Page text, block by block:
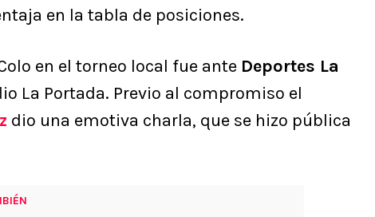
en la tabla de posiciones.
en el torneo local fue ante Deportes La
La Portada. Previo al compromiso el
dio una emotiva charla, que se hizo pública